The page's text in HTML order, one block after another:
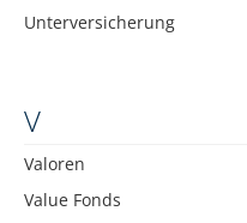
Unterversicherung
V
Valoren
Value Fonds